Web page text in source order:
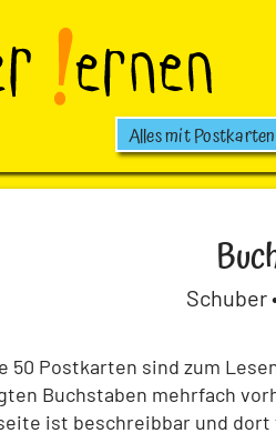
Alles mit Postkarten
Schuber
50 Postkarten sind zum
Buchstaben mehrfach
ist beschreibbar und